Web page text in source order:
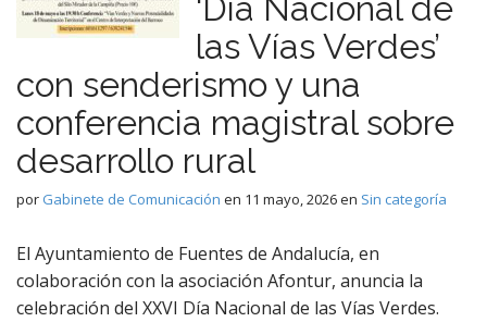
‘Día Nacional de
las Vías Verdes’
con senderismo y una
conferencia magistral sobre
desarrollo rural
por Gabinete de Comunicación en 11 mayo, 2026en Sin categoría
El Ayuntamiento de Fuentes de Andalucía, en
colaboración con la asociación Afontur, anuncia la
celebración del XXVI Día Nacional de las Vías Verdes.